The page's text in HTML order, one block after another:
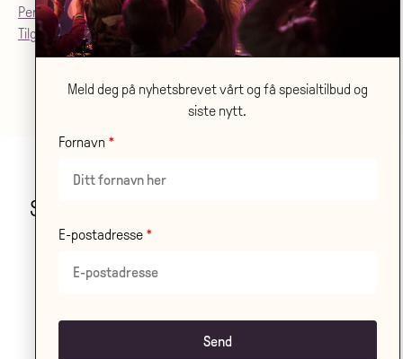
Personvern
Tilgjenglighetsærklæring
Stor takk til våre samarbeidspartnere!
LES OM ALLE VÅRE
Meld deg på nyhetsbrevet vårt og få spesialtilbud og
siste nytt.
Fornavn
E-postadresse